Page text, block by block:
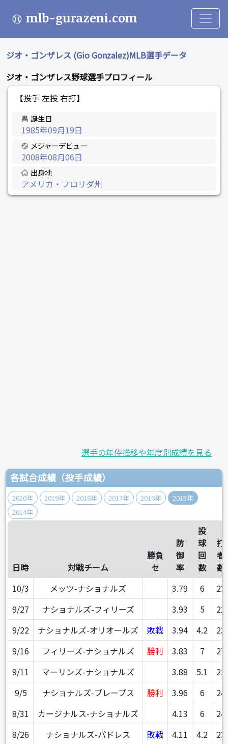
mlb-gurazeni.com
ジオ・ゴンザレス (Gio Gonzalez)MLB選手データ
ジオ・ゴンザレス野球選手プロフィール
【投手 左投 右打】
誕生日
1985年09月19日
メジャーデビュー
2008年08月06日
出身地
アメリカ・フロリダ州
選手の年俸推移や年度別成績を見る
各試合成績（投手成績）
2020年 2019年 2018年 2017年 2016年
2015年
2014年
日時 対戦チーム
勝負
セ
防
御
率
投
球
回
数
打
者
数
10/3
メッツ-ナショナルズ 3.79 6
23
9/27
ナショナルズ-フィリーズ 3.93 5
22
9/22
ナショナルズ-オリオールズ 敗戦 3.94 4.2
23
9/16
フィリーズ-ナショナルズ 勝利 3.83 7
27
9/11
マーリンズ-ナショナルズ 3.88 5.1
22
9/5
ナショナルズ-ブレーブス 勝利 3.96 6
24
8/31
カージナルス-ナショナルズ 4.13 6
24
8/26
ナショナルズ-パドレス 敗戦 4.11 4.2
23